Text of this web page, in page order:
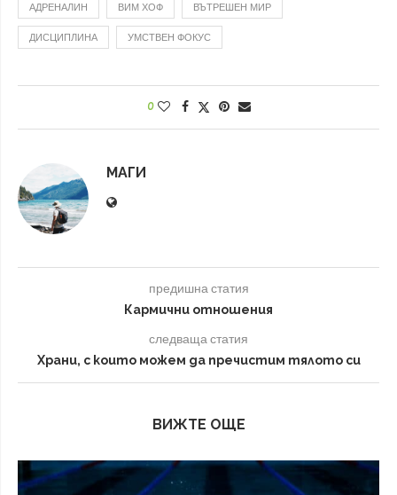
АДРЕНАЛИН ВИМ ХОФ ВЪТРЕШЕН МИР
ДИСЦИПЛИНА УМСТВЕН ФОКУС
0
МАГИ
предишна статия
Кармични отношения
следваща статия
Храни, с които можем да пречистим тялото си
ВИЖТЕ ОЩЕ